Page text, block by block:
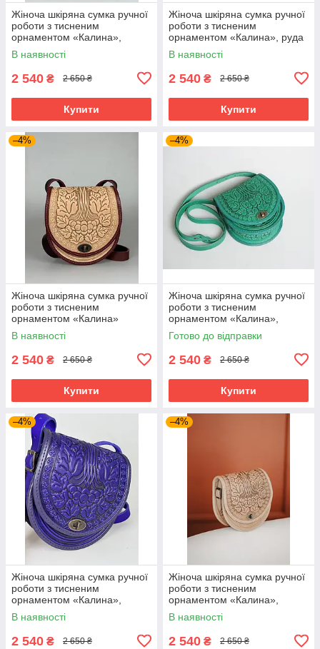
Жіноча шкіряна сумка ручної
роботи з тисненим
орнаментом «Калина»,
бузкова сумка з натуральної
шкіри, 20*21*8 см
В наявності
2 540 ₴ 2 650 ₴
Купити
Жіноча шкіряна сумка ручної
роботи з тисненим
орнаментом «Калина», руда
сумка з натуральної шкіри,
20*21*8 см
В наявності
2 540 ₴ 2 650 ₴
Купити
–4%
Жіноча шкіряна сумка ручної
роботи з тисненим
орнаментом «Калина»
бежево-бордова сумка з
натуральної шкіри, 20*21*8
В наявності
2 540 ₴ 2 650 ₴
Купити
–4%
Жіноча шкіряна сумка ручної
роботи з тисненим
орнаментом «Калина»,
м'ятна сумка з натуральної
шкіри, 20*21*8 см
Готово до відправки
2 540 ₴ 2 650 ₴
Купити
–4%
Жіноча шкіряна сумка ручної
роботи з тисненим
орнаментом «Калина»,
ультрамаринова сумка з
натуральної шкіри, 20*21*8
В наявності
2 540 ₴ 2 650 ₴
–4%
Жіноча шкіряна сумка ручної
роботи з тисненим
орнаментом «Калина»,
бежева сумка з натуральної
шкіри, 20*21*8 см
В наявності
2 540 ₴ 2 650 ₴